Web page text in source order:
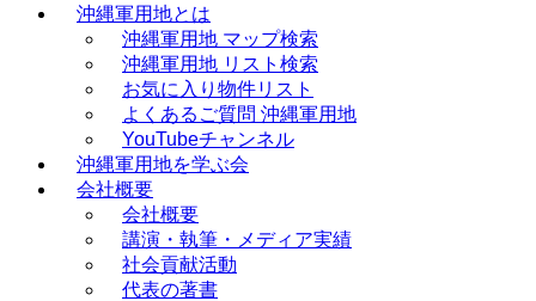
沖縄軍用地とは
沖縄軍用地 マップ検索
沖縄軍用地 リスト検索
お気に入り物件リスト
よくあるご質問 沖縄軍用地
YouTubeチャンネル
沖縄軍用地を学ぶ会
会社概要
会社概要
講演・執筆・メディア実績
社会貢献活動
代表の著書